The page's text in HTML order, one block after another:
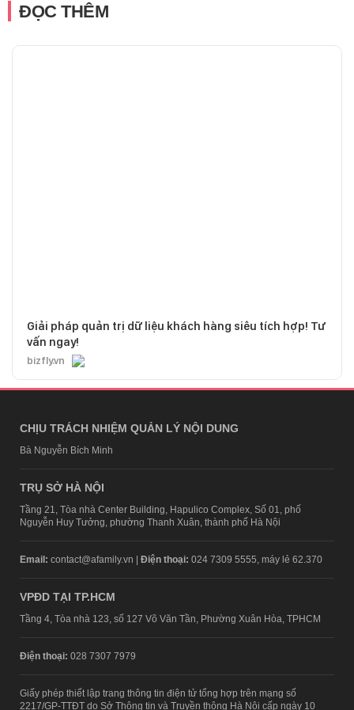
ĐỌC THÊM
Giải pháp quản trị dữ liệu khách hàng siêu tích hợp! Tư
vấn ngay!
bizfly.vn
CHỊU TRÁCH NHIỆM QUẢN LÝ NỘI DUNG
Bà Nguyễn Bích Minh
TRỤ SỞ HÀ NỘI
Tầng 21, Tòa nhà Center Building, Hapulico Complex, Số 01, phố
Nguyễn Huy Tưởng, phường Thanh Xuân, thành phố Hà Nội
Email: contact@afamily.vn | Điện thoại: 024 7309 5555, máy lẻ 62.370
VPĐD TẠI TP.HCM
Tầng 4, Tòa nhà 123, số 127 Võ Văn Tần, Phường Xuân Hòa, TPHCM
Điện thoại: 028 7307 7979
Giấy phép thiết lập trang thông tin điện tử tổng hợp trên mạng số
2217/GP-TTĐT do Sở Thông tin và Truyền thông Hà Nội cấp ngày 10